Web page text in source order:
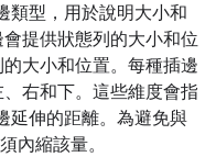
類型，用於說明大小和
提供狀態列的大小和位
大小和位置。每種插邊
右和下。這些維度會指
延伸的距離。為避免與
內縮該量。